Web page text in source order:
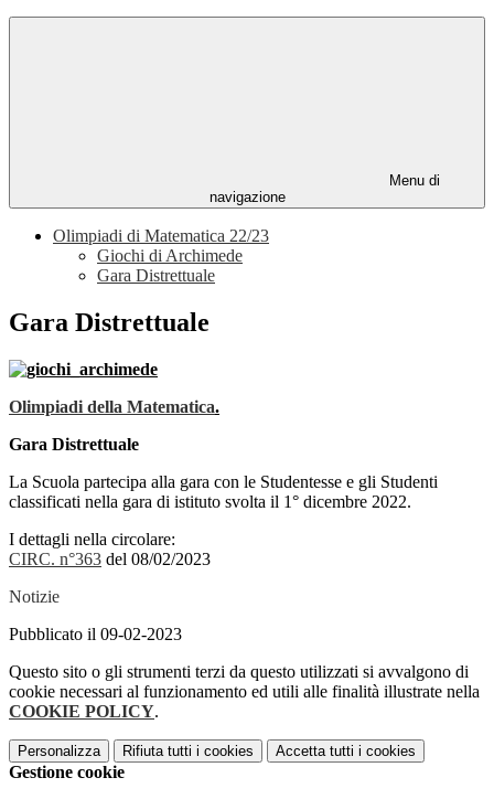
Menu di
navigazione
Olimpiadi di Matematica 22/23
Giochi di Archimede
Gara Distrettuale
Gara Distrettuale
Olimpiadi della Matematica.
Gara Distrettuale
La Scuola partecipa alla gara con le Studentesse e gli Studenti
classificati nella gara di istituto svolta il 1° dicembre 2022.
I dettagli nella circolare:
CIRC. n°363 del 08/02/2023
Notizie
Pubblicato il 09-02-2023
Questo sito o gli strumenti terzi da questo utilizzati si avvalgono di
cookie necessari al funzionamento ed utili alle finalità illustrate nella
COOKIE POLICY.
Personalizza Rifiuta tutti i cookies Accetta tutti i cookies
Gestione cookie